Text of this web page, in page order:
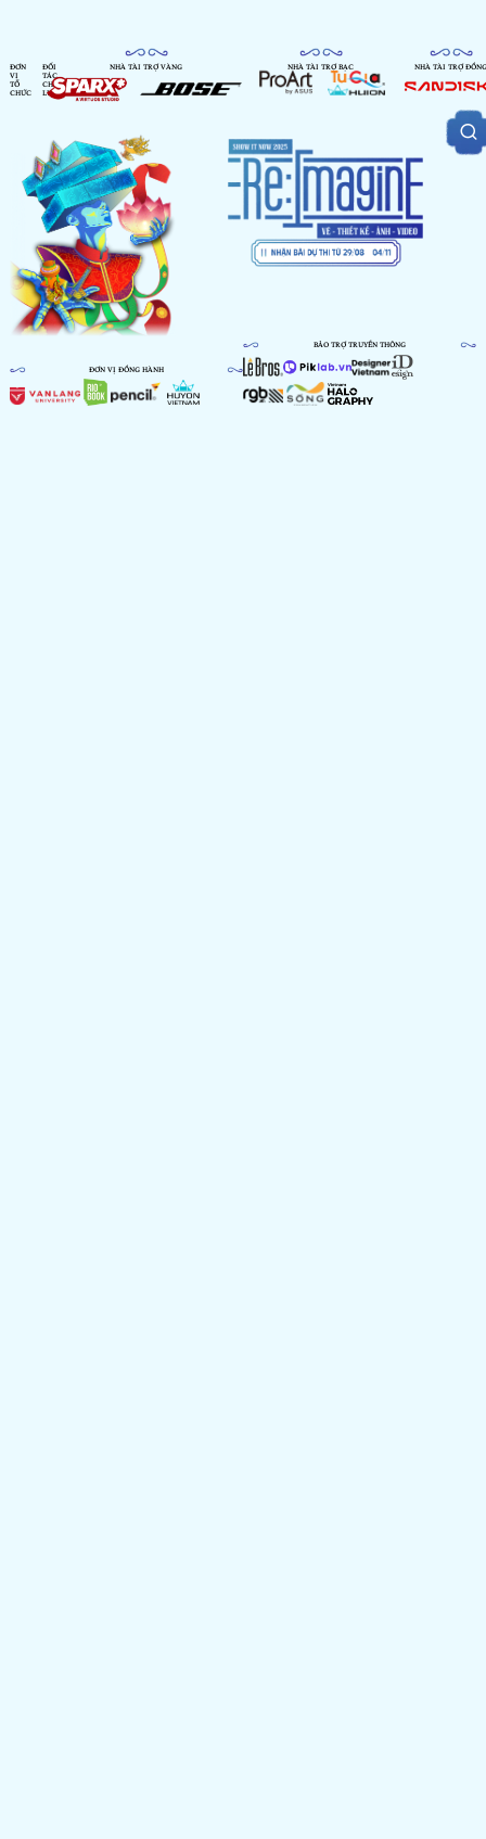
ĐƠN
VỊ
TỔ
CHỨC
ĐỐI
TÁC
CHIẾN
LƯỢC
NHÀ TÀI TRỢ VÀNG NHÀ TÀI TRỢ BẠC NHÀ TÀI TRỢ ĐỒNG
ĐƠN VỊ ĐỒNG HÀNH
BẢO TRỢ TRUYỀN THÔNG